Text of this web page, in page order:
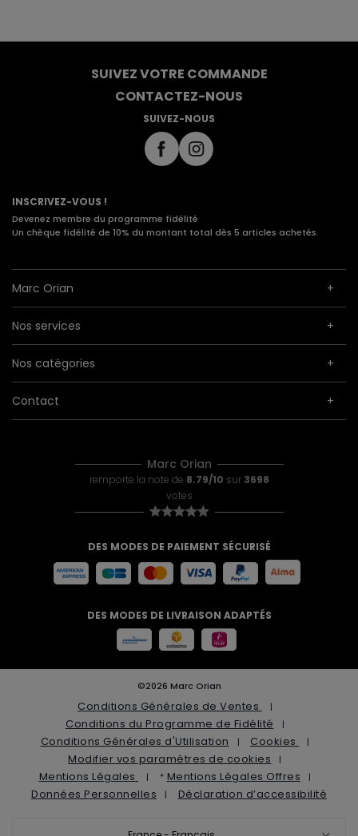
SUIVEZ VOTRE COMMANDE
CONTACTEZ-NOUS
SUIVEZ-NOUS
INSCRIVEZ-VOUS !
Devenez membre du programme fidélité
Un chèque fidélité de 10% du montant total dès 5 articles achetés.
Marc Orian
Nos services
Nos catégories
Contact
Marc Orian
remporte la note de 8.79/10 sur 3698
votes
DES MODES DE PAIEMENT SÉCURISÉ
DES MODES DE LIVRAISON ADAPTÉS
©2026 Marc Orian
Conditions Générales de Ventes
Conditions du Programme de Fidélité
Conditions Générales d'Utilisation
Cookies
Modifier vos paramètres de cookies
Mentions Légales
* Mentions Légales Offres
Données Personnelles
Déclaration d’accessibilité